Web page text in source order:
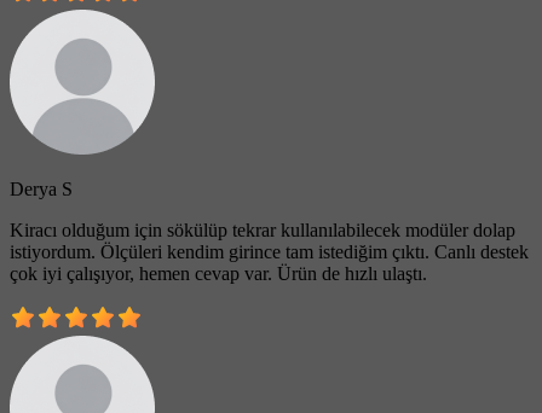
Derya S
Kiracı olduğum için sökülüp tekrar kullanılabilecek modüler dolap
istiyordum. Ölçüleri kendim girince tam istediğim çıktı. Canlı destek
çok iyi çalışıyor, hemen cevap var. Ürün de hızlı ulaştı.